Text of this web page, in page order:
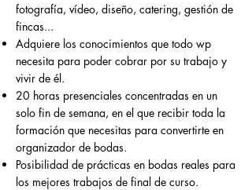
fotografía, vídeo, diseño, catering, gestión de
fincas...
Adquiere los conocimientos que todo wp
necesita para poder cobrar por su trabajo y
vivir de él.
20 horas presenciales concentradas en un
solo fin de semana, en el que recibir toda la
formación que necesitas para convertirte en
organizador de bodas.
Posibilidad de prácticas en bodas reales para
los mejores trabajos de final de curso.